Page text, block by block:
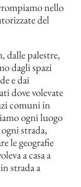
nello
del
dalle palestre,
dagli spazi
e dai
dove volevate
comuni in
ogni luogo
strada,
le geografie
a casa a
strada a